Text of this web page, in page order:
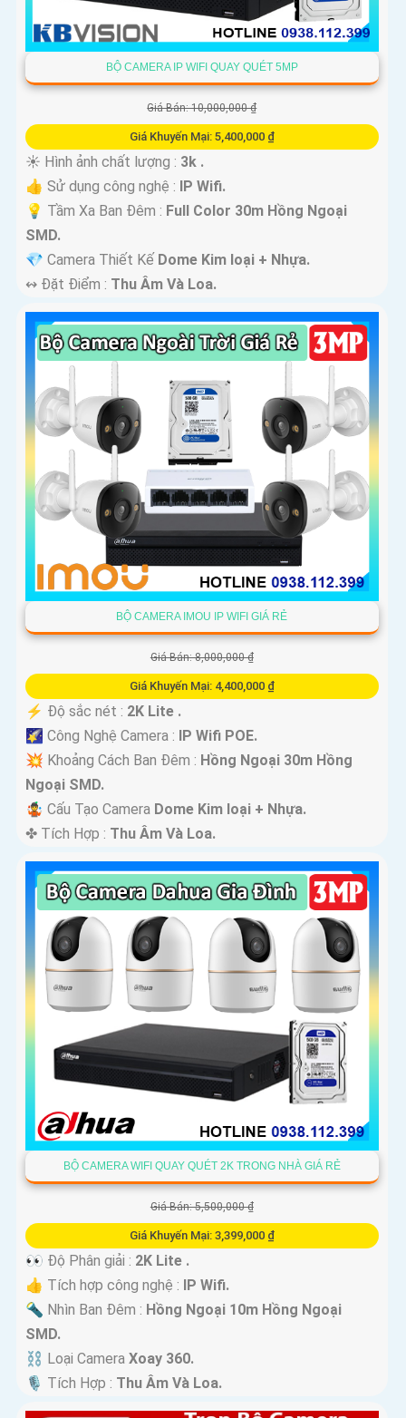
BỘ CAMERA IP WIFI QUAY QUÉT 5MP
Giá Bán: 10,000,000 ₫
Giá Khuyến Mại: 5,400,000 ₫
☀️ Hình ảnh chất lượng : 3k .
👍 Sử dụng công nghệ : IP Wifi.
💡 Tầm Xa Ban Đêm : Full Color 30m Hồng Ngoại
SMD.
💎 Camera Thiết Kế Dome Kim loại + Nhựa.
️↭ Đặt Điểm : Thu Âm Và Loa.
BỘ CAMERA IMOU IP WIFI GIÁ RẺ
Giá Bán: 8,000,000 ₫
Giá Khuyến Mại: 4,400,000 ₫
️⚡ Độ sắc nét : 2K Lite .
🌠 Công Nghệ Camera : IP Wifi POE.
💥 Khoảng Cách Ban Đêm : Hồng Ngoại 30m Hồng
Ngoại SMD.
🤹 Cấu Tạo Camera Dome Kim loại + Nhựa.
️✤ Tích Hợp : Thu Âm Và Loa.
BỘ CAMERA WIFI QUAY QUÉT 2K TRONG NHÀ GIÁ RẺ
Giá Bán: 5,500,000 ₫
Giá Khuyến Mại: 3,399,000 ₫
️
👀 Độ Phân giải : 2K Lite .
👍 Tích hợp công nghệ : IP Wifi.
🔦 Nhìn Ban Đêm : Hồng Ngoại 10m Hồng Ngoại
SMD.
⛓ Loại Camera Xoay 360.
️🎙 Tích Hợp : Thu Âm Và Loa.